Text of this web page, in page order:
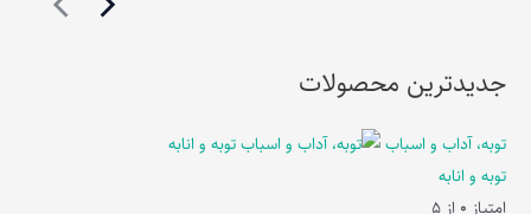
جدیدترین محصولات
توبه، آداب و اسباب
توبه و انابه
امتیاز 0 از 5